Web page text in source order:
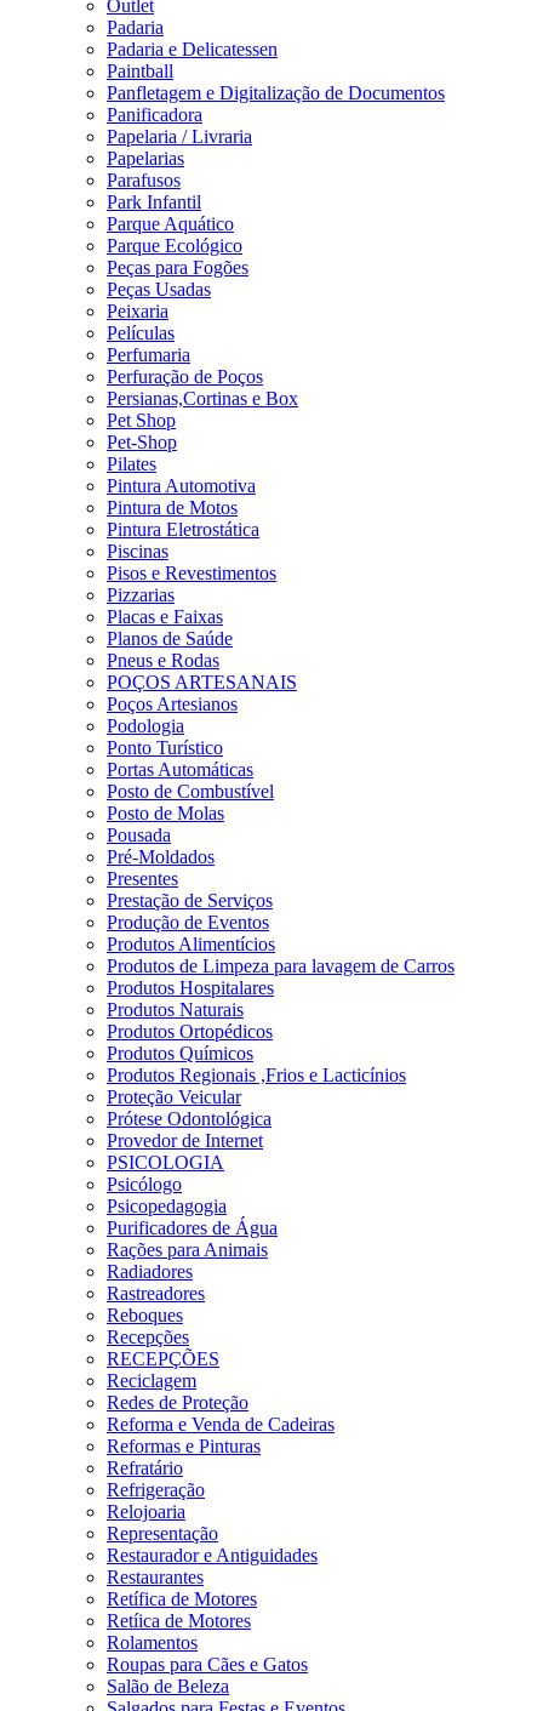
Outlet
Padaria
Padaria e Delicatessen
Paintball
Panfletagem e Digitalização de Documentos
Panificadora
Papelaria / Livraria
Papelarias
Parafusos
Park Infantil
Parque Aquático
Parque Ecológico
Peças para Fogões
Peças Usadas
Peixaria
Películas
Perfumaria
Perfuração de Poços
Persianas,Cortinas e Box
Pet Shop
Pet-Shop
Pilates
Pintura Automotiva
Pintura de Motos
Pintura Eletrostática
Piscinas
Pisos e Revestimentos
Pizzarias
Placas e Faixas
Planos de Saúde
Pneus e Rodas
POÇOS ARTESANAIS
Poços Artesianos
Podologia
Ponto Turístico
Portas Automáticas
Posto de Combustível
Posto de Molas
Pousada
Pré-Moldados
Presentes
Prestação de Serviços
Produção de Eventos
Produtos Alimentícios
Produtos de Limpeza para lavagem de Carros
Produtos Hospitalares
Produtos Naturais
Produtos Ortopédicos
Produtos Químicos
Produtos Regionais ,Frios e Lacticínios
Proteção Veicular
Prótese Odontológica
Provedor de Internet
PSICOLOGIA
Psicólogo
Psicopedagogia
Purificadores de Água
Rações para Animais
Radiadores
Rastreadores
Reboques
Recepções
RECEPÇÕES
Reciclagem
Redes de Proteção
Reforma e Venda de Cadeiras
Reformas e Pinturas
Refratário
Refrigeração
Relojoaria
Representação
Restaurador e Antiguidades
Restaurantes
Retífica de Motores
Retíica de Motores
Rolamentos
Roupas para Cães e Gatos
Salão de Beleza